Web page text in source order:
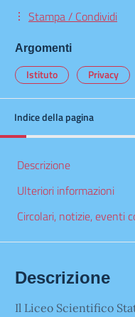
Stampa / Condividi
Argomenti
Istituto Privacy
Indice della pagina
Descrizione
Ulteriori informazioni
Circolari, notizie, eventi
Descrizione
Il Liceo Scientifico